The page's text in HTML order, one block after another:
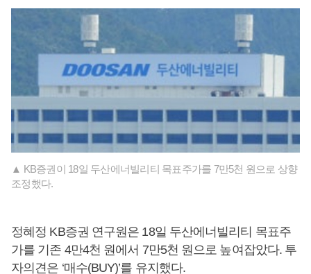
▲ KB증권이 18일 두산에너빌리티 목표주가를 7만5천 원으로 상향
조정했다.
정혜정 KB증권 연구원은 18일 두산에너빌리티 목표주
가를 기존 4만4천 원에서 7만5천 원으로 높여잡았다. 투
자의견은 ‘매수(BUY)’를 유지했다.